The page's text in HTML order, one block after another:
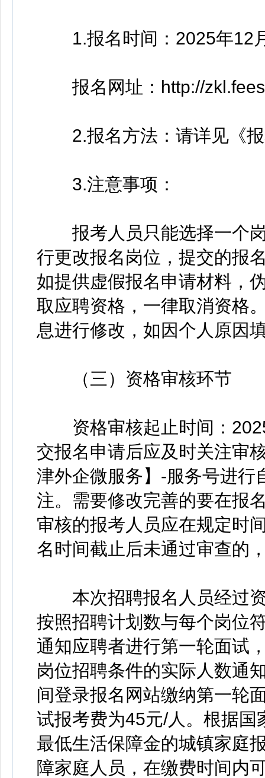
1.报名时间：2025年12
报名网址：http://
2.报名方法：请详见《报
3.注意事项：
报考人员只能选择一个岗
行更改报名岗位，提交的报
如提供虚假报名申请材料，
取应聘资格，一律取消资格
息进行修改，如因个人原因
（三）资格审核环节
资格审核起止时间：
交报名申请后应及时关注审
津外企微服务】-服务号进行
注。需要修改完善的要在报
审核的报考人员应在规定时
名时间截止后未通过审查的
本次招聘报名人员经过资
按照招聘计划数与每个岗位
通知应聘者进行第一轮面试
岗位招聘条件的实际人数通
间登录报名网站缴纳第一轮
试报考费为45元/人。根据
最低生活保障金的城镇家庭
障家庭人员，在缴费时间内